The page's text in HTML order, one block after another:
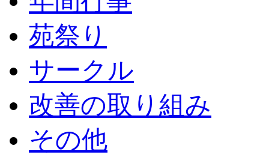
苑祭り
サークル
改善の取り組み
その他